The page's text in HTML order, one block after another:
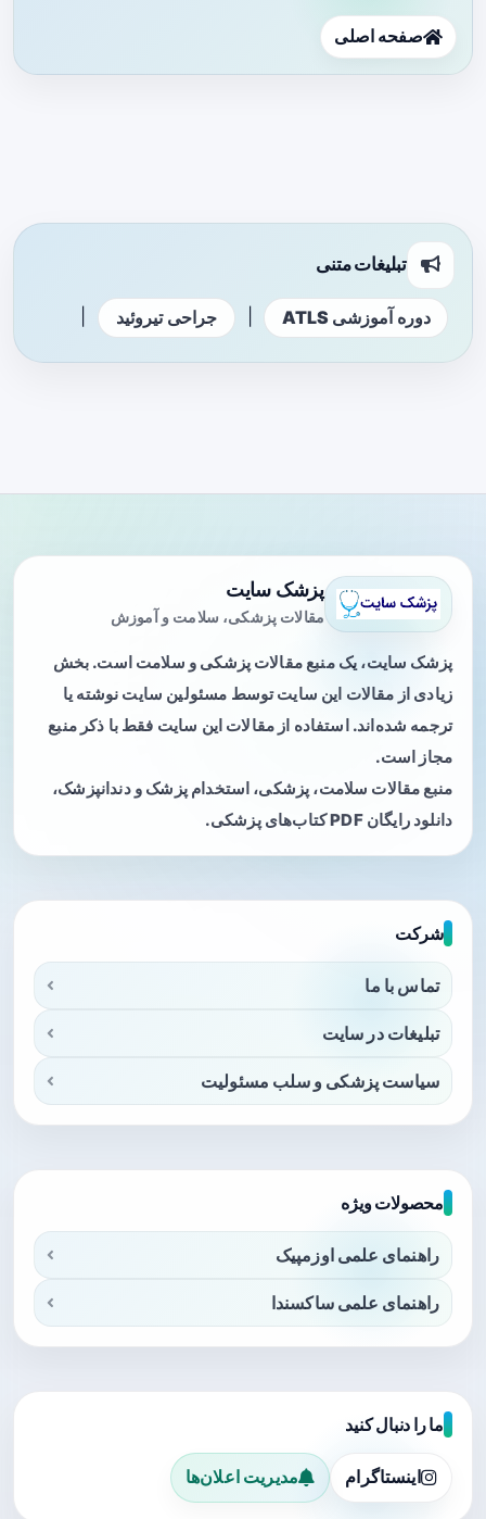
صفحه اصلی
تبلیغات متنی
دوره آموزشی ATLS جراحی تیروئید
پزشک سایت
مقالات پزشکی، سلامت و آموزش
پزشک سایت، یک منبع مقالات پزشکی و سلامت است. بخش
زیادی از مقالات این سایت توسط مسئولین سایت نوشته یا
ترجمه شده‌اند. استفاده از مقالات این سایت فقط با ذکر منبع
مجاز است.
منبع مقالات سلامت، پزشکی، استخدام پزشک و دندانپزشک،
دانلود رایگان PDF کتاب‌های پزشکی.
شرکت
تماس با ما
تبلیغات در سایت
سیاست پزشکی و سلب مسئولیت
محصولات ویژه
راهنمای علمی اوزمپیک
راهنمای علمی ساکسندا
ما را دنبال کنید
اینستاگرام مدیریت اعلان‌ها